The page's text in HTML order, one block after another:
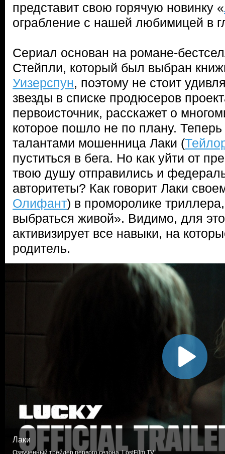
представит свою горячую новинку «
ограбление с нашей любимицей в
Сериал основан на романе-
Стейпли, который был выбран
Уизерспун, поэтому не стоит
звезды в списке продюсеров
первоисточник, расскажет о
которое пошло не по плану.
талантами мошенница Лаки (
пуститься в бега. Но как уйти от
твою душу отправились и
авторитеты? Как говорит Лаки
Олифант) в проморолике
выбраться живой». Видимо, для
активизирует все навыки, на
родитель.
Лаки
Озвученный трейлер первого сезона. LostFilm.TV